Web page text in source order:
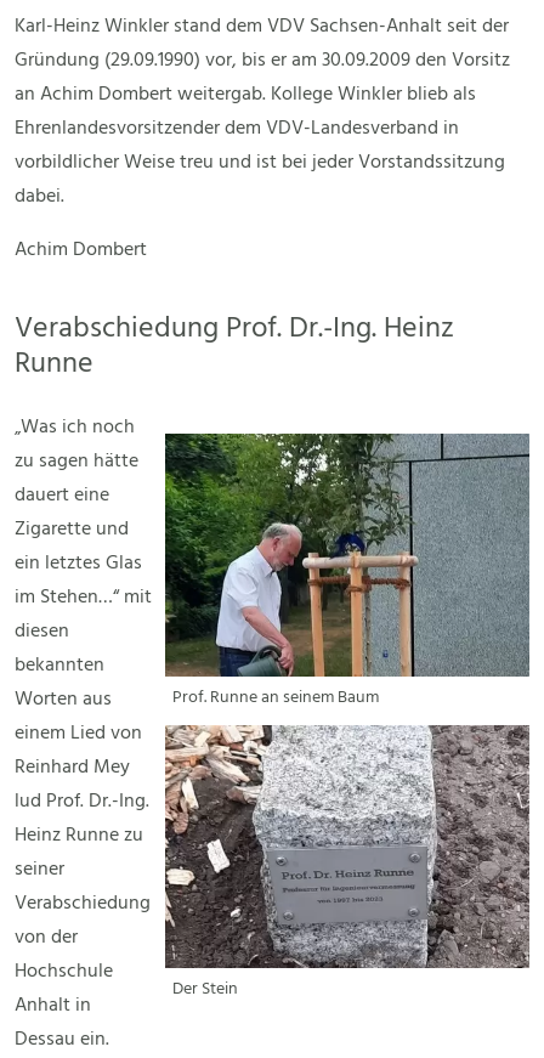
Karl-Heinz Winkler stand dem VDV Sachsen-Anhalt seit der
Gründung (29.09.1990) vor, bis er am 30.09.2009 den Vorsitz
an Achim Dombert weitergab. Kollege Winkler blieb als
Ehrenlandesvorsitzender dem VDV-Landesverband in
vorbildlicher Weise treu und ist bei jeder Vorstandssitzung
dabei.
Achim Dombert
Verabschiedung Prof. Dr.-Ing. Heinz
Runne
Prof. Runne an seinem Baum
Der Stein
„Was ich noch
zu sagen hätte
dauert eine
Zigarette und
ein letztes Glas
im Stehen…“ mit
diesen
bekannten
Worten aus
einem Lied von
Reinhard Mey
lud Prof. Dr.-Ing.
Heinz Runne zu
seiner
Verabschiedung
von der
Hochschule
Anhalt in
Dessau ein.